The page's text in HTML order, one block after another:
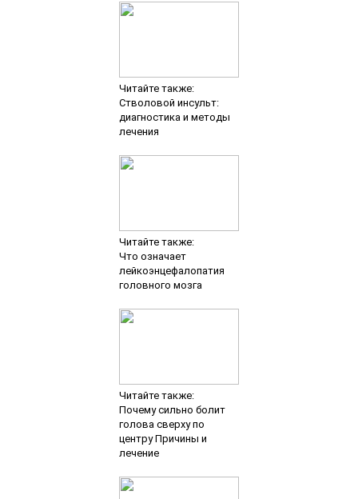
Читайте также:
Стволовой инсульт:
диагностика и методы
лечения
Читайте также:
Что означает
лейкоэнцефалопатия
головного мозга
Читайте также:
Почему сильно болит
голова сверху по
центру Причины и
лечение